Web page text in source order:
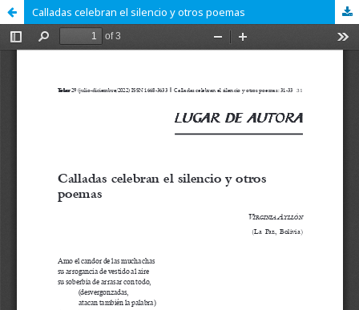
Calladas celebran el silencio y otros poemas